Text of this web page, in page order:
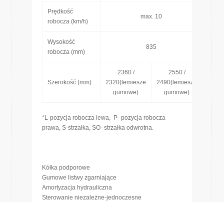
Prędkość
robocza (km/h)
max. 10
Wysokość
robocza (mm)
835
Szerokość (mm)
2360 /
2320(lemiesze
gumowe)
2550 /
2490(lemiesze
gumowe)
*L-pozycja robocza lewa, P- pozycja robocza
prawa, S-strzałka, SO- strzałka odwrotna.
Kółka podporowe
Gumowe listwy zgarniające
Amortyzacja hydrauliczna
Sterowanie niezależne-jednoczesne